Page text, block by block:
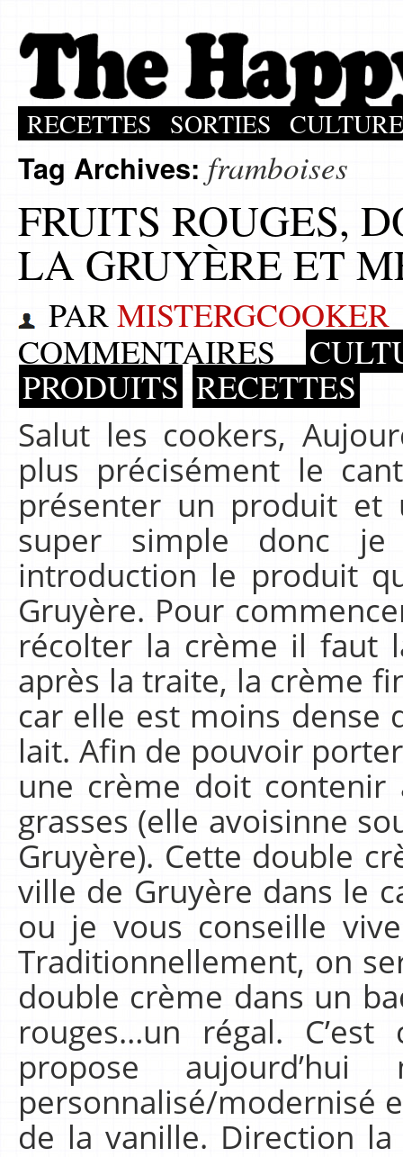
RECETTES SORTIES CULTURE
Tag Archives: framboises
FRUITS ROUGES,
LA GRUYÈRE ET
PARMISTERGCOOKER
COMMENTAIRES
PRODUITS RECETTES
Salut les cookers,
plus précisément le
présenter un produit et
super simple donc
introduction le produit
Gruyère. Pour
récolter la crème il faut
après la traite, la crème
car elle est moins dense
lait. Afin de pouvoir
une crème doit contenir
grasses (elle avoisinne
Gruyère). Cette double
ville de Gruyère dans le
ou je vous conseille
Traditionnellement, on
double crème dans un
rouges…un régal.
propose
personnalisé/modernisé
de la vanille. Direction